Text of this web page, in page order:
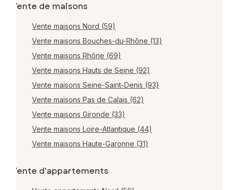
Vente de maisons
Vente maisons Nord (59)
Vente maisons Bouches-du-Rhône (13)
Vente maisons Rhône (69)
Vente maisons Hauts de Seine (92)
Vente maisons Seine-Saint-Denis (93)
Vente maisons Pas de Calais (62)
Vente maisons Gironde (33)
Vente maisons Loire-Atlantique (44)
Vente maisons Haute-Garonne (31)
Vente d'appartements